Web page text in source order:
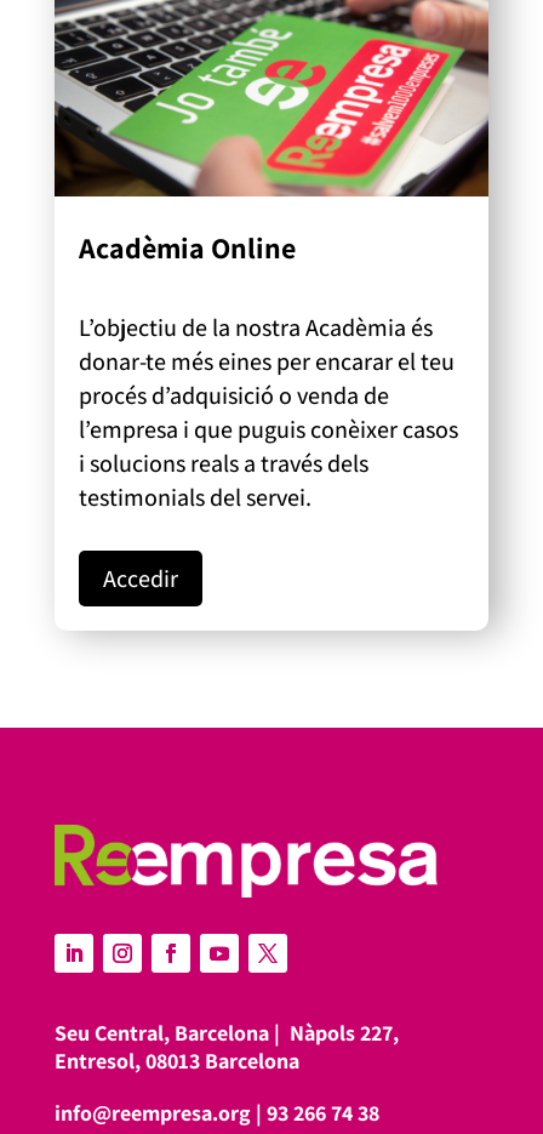
Acadèmia Online
L’objectiu de la nostra Acadèmia és
donar-te més eines per encarar el teu
procés d’adquisició o venda de
l’empresa i que puguis conèixer casos
i solucions reals a través dels
testimonials del servei.
Accedir
Seu Central, Barcelona | Nàpols 227,
Entresol, 08013 Barcelona
info@reempresa.org| 93 266 74 38